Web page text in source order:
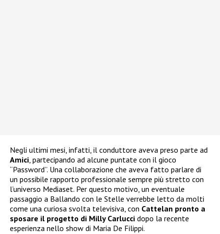
Negli ultimi mesi, infatti, il conduttore aveva preso parte ad
Amici, partecipando ad alcune puntate con il gioco
“Password”. Una collaborazione che aveva fatto parlare di
un possibile rapporto professionale sempre più stretto con
l’universo Mediaset. Per questo motivo, un eventuale
passaggio a Ballando con le Stelle verrebbe letto da molti
come una curiosa svolta televisiva, con Cattelan pronto a
sposare il progetto di Milly Carlucci dopo la recente
esperienza nello show di Maria De Filippi.